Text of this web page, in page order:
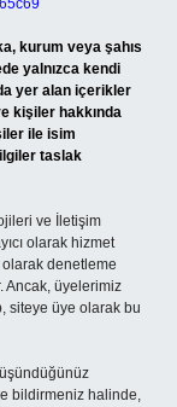
kurum veya şahıs
yalnızca kendi
yer alan içerikler
kişiler hakkında
ile isim
taslak
ve İletişim
olarak hizmet
denetleme
Ancak, üyelerimiz
siteye üye olarak bu
bildirmeniz halinde,